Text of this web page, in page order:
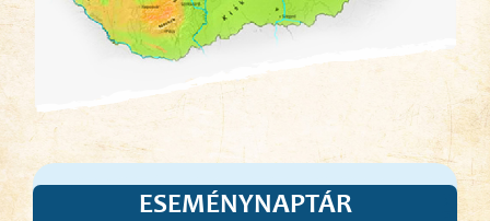
ESEMÉNYNAPTÁR